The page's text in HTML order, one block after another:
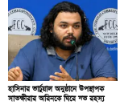
হাসিনার ভার্চুয়াল অনুষ্ঠানে উপস্থাপক
সাতক্ষীরার অরিনকে ঘিরে যত রহস্য